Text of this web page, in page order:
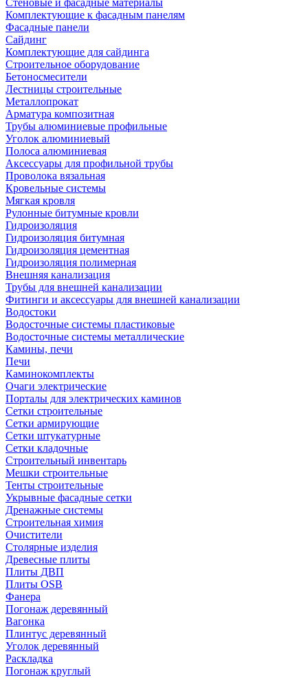
Стеновые и фасадные материалы
Комплектующие к фасадным панелям
Фасадные панели
Сайдинг
Комплектующие для сайдинга
Строительное оборудование
Бетоносмесители
Лестницы строительные
Металлопрокат
Арматура композитная
Трубы алюминиевые профильные
Уголок алюминиевый
Полоса алюминиевая
Аксессуары для профильной трубы
Проволока вязальная
Кровельные системы
Мягкая кровля
Рулонные битумные кровли
Гидроизоляция
Гидроизоляция битумная
Гидроизоляция цементная
Гидроизоляция полимерная
Внешняя канализация
Трубы для внешней канализации
Фитинги и аксессуары для внешней канализации
Водостоки
Водосточные системы пластиковые
Водосточные системы металлические
Камины, печи
Печи
Каминокомплекты
Очаги электрические
Порталы для электрических каминов
Сетки строительные
Сетки армирующие
Сетки штукатурные
Сетки кладочные
Строительный инвентарь
Мешки строительные
Тенты строительные
Укрывные фасадные сетки
Дренажные системы
Строительная химия
Очистители
Столярные изделия
Древесные плиты
Плиты ДВП
Плиты OSB
Фанера
Погонаж деревянный
Вагонка
Плинтус деревянный
Уголок деревянный
Раскладка
Погонаж круглый